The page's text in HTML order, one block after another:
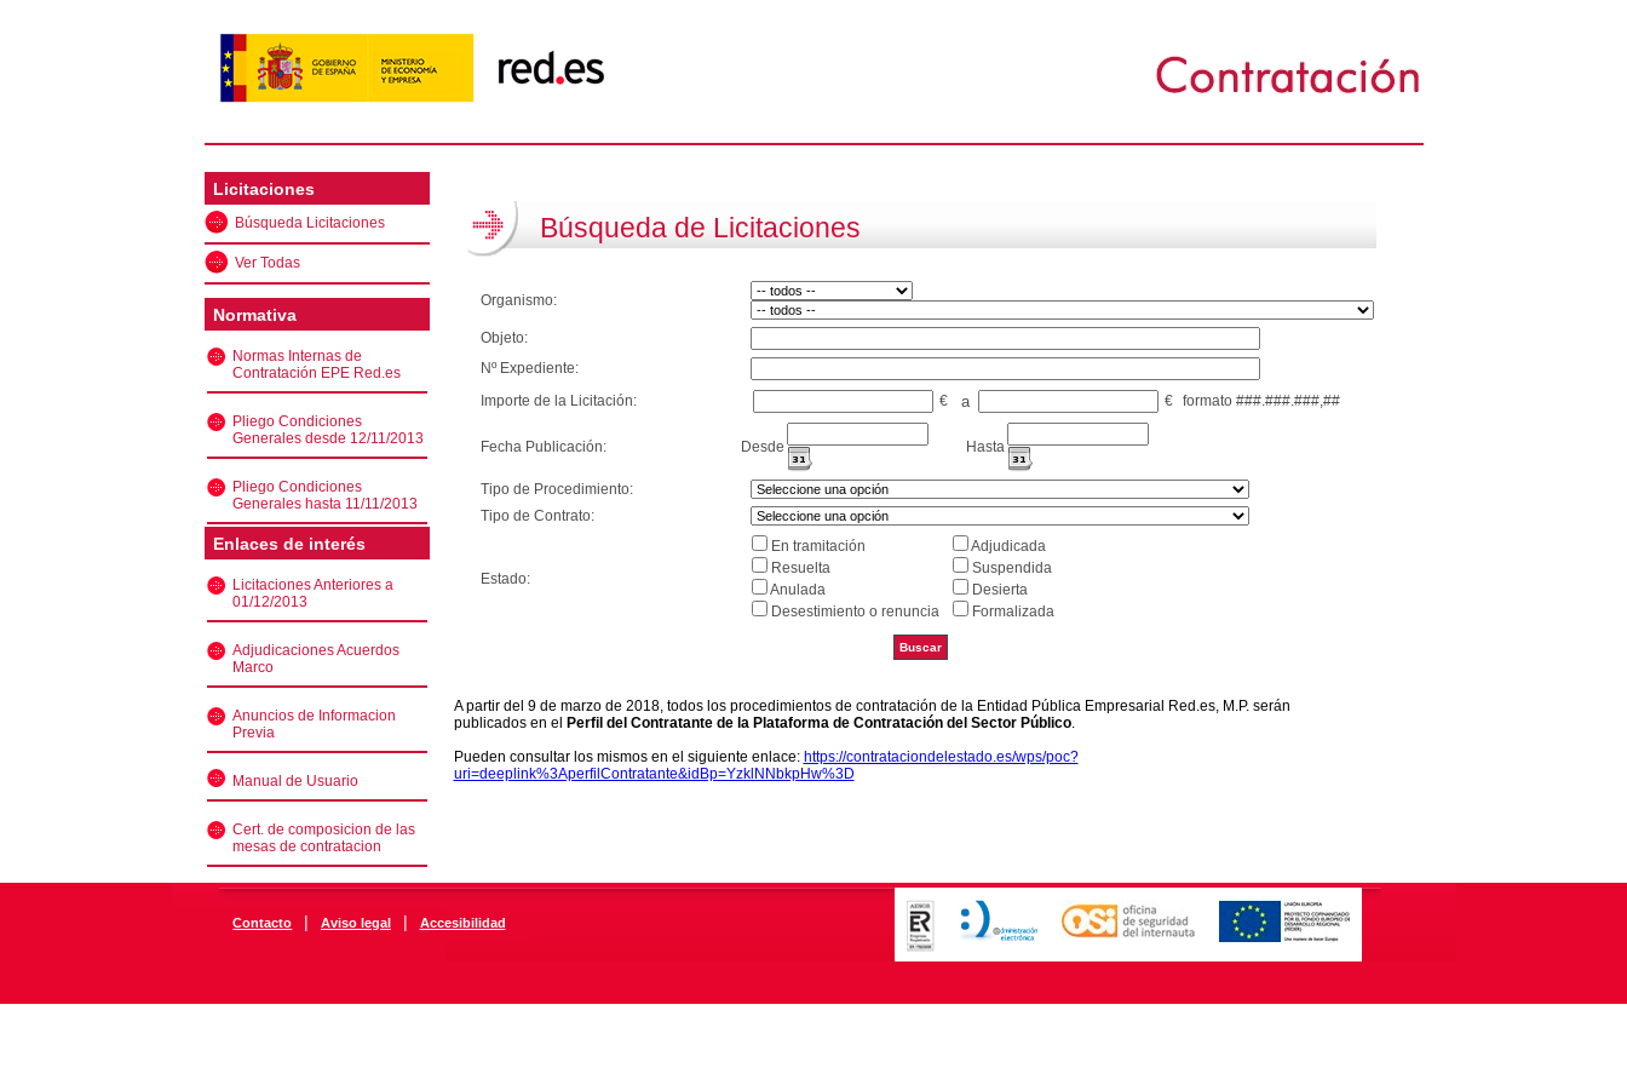
Licitaciones
Búsqueda Licitaciones
Ver Todas
Normativa
Normas Internas de
Contratación EPE Red.es
Pliego Condiciones
Generales desde 12/11/2013
Pliego Condiciones
Generales hasta 11/11/2013
Enlaces de interés
Licitaciones Anteriores a
01/12/2013
Adjudicaciones Acuerdos
Marco
Anuncios de Informacion
Previa
Manual de Usuario
Cert. de composicion de las
mesas de contratacion
Búsqueda de Licitaciones
Organismo:
Objeto:
Nº Expediente:
Importe de la Licitación:
€ a € formato ###.###.###,##
Fecha Publicación: Desde Hasta
Tipo de Procedimiento:
Tipo de Contrato:
Estado:
En tramitación
Adjudicada
Resuelta
Suspendida
Anulada
Desierta
Desestimiento o renuncia
Formalizada
A partir del 9 de marzo de 2018, todos los procedimientos de contratación de la Entidad Pública Empresarial Red.es, M.P. serán
publicados en el
Perfil del Contratante de la Plataforma de Contratación del Sector Público.
Pueden consultar los mismos en el siguiente enlace: https://contrataciondelestado.es/wps/poc?
uri=deeplink%3AperfilContratante&idBp=YzklNNbkpHw%3D
Contacto | Aviso legal | Accesibilidad